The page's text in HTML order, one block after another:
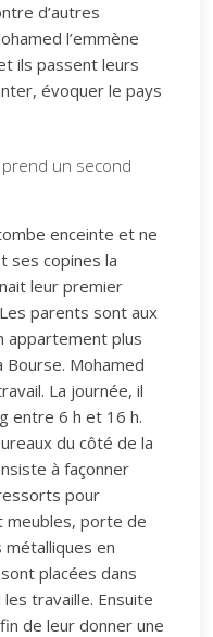
d’autres
l’emmène
ils passent leurs
évoquer le pays
prend un second
enceinte et ne
ses copines la
leur premier
parents sont aux
appartement plus
Bourse. Mohamed
La journée, il
entre 6 h et 16 h.
du côté de la
à façonner
pour
meubles, porte de
métalliques en
placées dans
travaille. Ensuite
de leur donner une